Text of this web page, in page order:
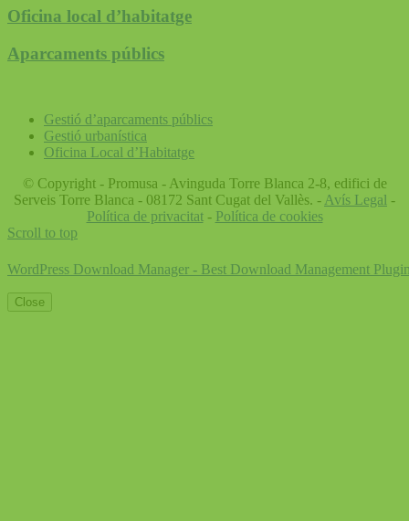
Oficina local d’habitatge
Aparcaments públics
Gestió d’aparcaments públics
Gestió urbanística
Oficina Local d’Habitatge
© Copyright - Promusa - Avinguda Torre Blanca 2-8, edifici de
Serveis Torre Blanca - 08172 Sant Cugat del Vallès. - Avís Legal -
Política de privacitat- Política de cookies
Scroll to top
WordPress Download Manager - Best Download Management
Close